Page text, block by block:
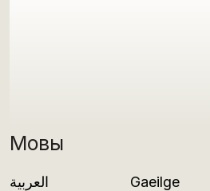
Мовы
العربية
Gaeilge